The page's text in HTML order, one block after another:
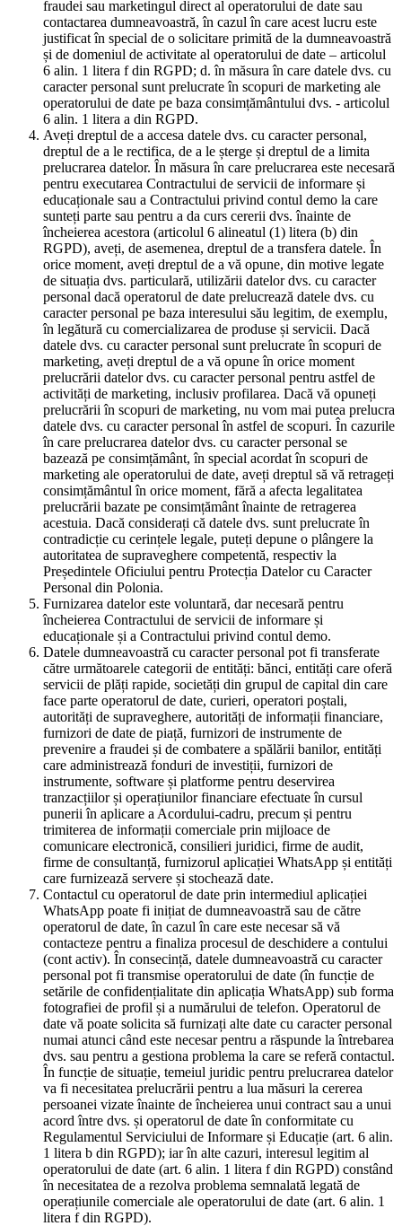
fraudei sau marketingul direct al operatorului de date sau
contactarea dumneavoastră, în cazul în care acest lucru este
justificat în special de o solicitare primită de la dumneavoastră
și de domeniul de activitate al operatorului de date – articolul
6 alin. 1 litera f din RGPD; d. în măsura în care datele dvs. cu
caracter personal sunt prelucrate în scopuri de marketing ale
operatorului de date pe baza consimțământului dvs. - articolul
6 alin. 1 litera a din RGPD.
Aveți dreptul de a accesa datele dvs. cu caracter personal,
dreptul de a le rectifica, de a le șterge și dreptul de a limita
prelucrarea datelor. În măsura în care prelucrarea este necesară
pentru executarea Contractului de servicii de informare și
educaționale sau a Contractului privind contul demo la care
sunteți parte sau pentru a da curs cererii dvs. înainte de
încheierea acestora (articolul 6 alineatul (1) litera (b) din
RGPD), aveți, de asemenea, dreptul de a transfera datele. În
orice moment, aveți dreptul de a vă opune, din motive legate
de situația dvs. particulară, utilizării datelor dvs. cu caracter
personal dacă operatorul de date prelucrează datele dvs. cu
caracter personal pe baza interesului său legitim, de exemplu,
în legătură cu comercializarea de produse și servicii. Dacă
datele dvs. cu caracter personal sunt prelucrate în scopuri de
marketing, aveți dreptul de a vă opune în orice moment
prelucrării datelor dvs. cu caracter personal pentru astfel de
activități de marketing, inclusiv profilarea. Dacă vă opuneți
prelucrării în scopuri de marketing, nu vom mai putea prelucra
datele dvs. cu caracter personal în astfel de scopuri. În cazurile
în care prelucrarea datelor dvs. cu caracter personal se
bazează pe consimțământ, în special acordat în scopuri de
marketing ale operatorului de date, aveți dreptul să vă retrageți
consimțământul în orice moment, fără a afecta legalitatea
prelucrării bazate pe consimțământ înainte de retragerea
acestuia. Dacă considerați că datele dvs. sunt prelucrate în
contradicție cu cerințele legale, puteți depune o plângere la
autoritatea de supraveghere competentă, respectiv la
Președintele Oficiului pentru Protecția Datelor cu Caracter
Personal din Polonia.
Furnizarea datelor este voluntară, dar necesară pentru
încheierea Contractului de servicii de informare și
educaționale și a Contractului privind contul demo.
Datele dumneavoastră cu caracter personal pot fi transferate
către următoarele categorii de entități: bănci, entități care oferă
servicii de plăți rapide, societăți din grupul de capital din care
face parte operatorul de date, curieri, operatori poștali,
autorități de supraveghere, autorități de informații financiare,
furnizori de date de piață, furnizori de instrumente de
prevenire a fraudei și de combatere a spălării banilor, entități
care administrează fonduri de investiții, furnizori de
instrumente, software și platforme pentru deservirea
tranzacțiilor și operațiunilor financiare efectuate în cursul
punerii în aplicare a Acordului-cadru, precum și pentru
trimiterea de informații comerciale prin mijloace de
comunicare electronică, consilieri juridici, firme de audit,
firme de consultanță, furnizorul aplicației WhatsApp și entități
care furnizează servere și stochează date.
Contactul cu operatorul de date prin intermediul aplicației
WhatsApp poate fi inițiat de dumneavoastră sau de către
operatorul de date, în cazul în care este necesar să vă
contacteze pentru a finaliza procesul de deschidere a contului
(cont activ). În consecință, datele dumneavoastră cu caracter
personal pot fi transmise operatorului de date (în funcție de
setările de confidențialitate din aplicația WhatsApp) sub forma
fotografiei de profil și a numărului de telefon. Operatorul de
date vă poate solicita să furnizați alte date cu caracter personal
numai atunci când este necesar pentru a răspunde la întrebarea
dvs. sau pentru a gestiona problema la care se referă contactul.
În funcție de situație, temeiul juridic pentru prelucrarea datelor
va fi necesitatea prelucrării pentru a lua măsuri la cererea
persoanei vizate înainte de încheierea unui contract sau a unui
acord între dvs. și operatorul de date în conformitate cu
Regulamentul Serviciului de Informare și Educație (art. 6 alin.
1 litera b din RGPD); iar în alte cazuri, interesul legitim al
operatorului de date (art. 6 alin. 1 litera f din RGPD) constând
în necesitatea de a rezolva problema semnalată legată de
operațiunile comerciale ale operatorului de date (art. 6 alin. 1
litera f din RGPD).